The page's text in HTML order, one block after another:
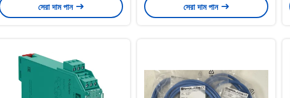
সেরা দাম পান
সেরা দাম পান